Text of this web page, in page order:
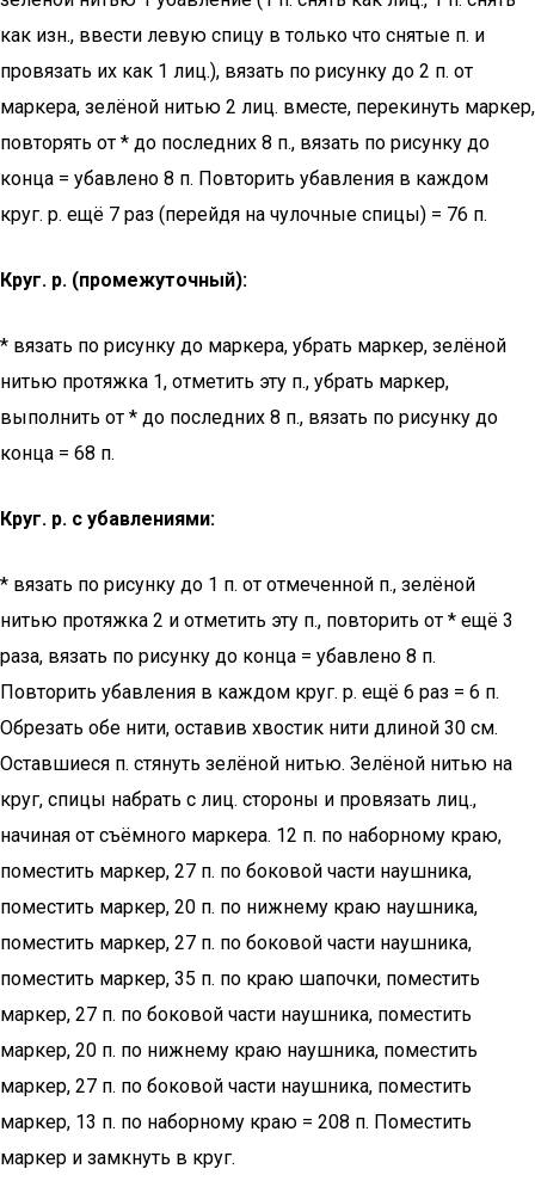
как изн., ввести левую спицу в только что снятые п. и
провязать их как 1 лиц.), вязать по рисунку до 2 п. от
маркера, зелёной нитью 2 лиц. вместе, перекинуть маркер,
повторять от * до последних 8 п., вязать по рисунку до
конца = убавлено 8 п. Повторить убавления в каждом
круг. р. ещё 7 раз (перейдя на чулочные спицы) = 76 п.
Круг. р. (промежуточный):
* вязать по рисунку до маркера, убрать маркер, зелёной
нитью протяжка 1, отметить эту п., убрать маркер,
выполнить от * до последних 8 п., вязать по рисунку до
конца = 68 п.
Круг. р. с убавлениями:
* вязать по рисунку до 1 п. от отмеченной п., зелёной
нитью протяжка 2 и отметить эту п., повторить от * ещё 3
раза, вязать по рисунку до конца = убавлено 8 п.
Повторить убавления в каждом круг. р. ещё 6 раз = 6 п.
Обрезать обе нити, оставив хвостик нити длиной 30 см.
Оставшиеся п. стянуть зелёной нитью. Зелёной нитью на
круг, спицы набрать с лиц. стороны и провязать лиц.,
начиная от съёмного маркера. 12 п. по наборному краю,
поместить маркер, 27 п. по боковой части наушника,
поместить маркер, 20 п. по нижнему краю наушника,
поместить маркер, 27 п. по боковой части наушника,
поместить маркер, 35 п. по краю шапочки, поместить
маркер, 27 п. по боковой части наушника, поместить
маркер, 20 п. по нижнему краю наушника, поместить
маркер, 27 п. по боковой части наушника, поместить
маркер, 13 п. по наборному краю = 208 п. Поместить
маркер и замкнуть в круг.